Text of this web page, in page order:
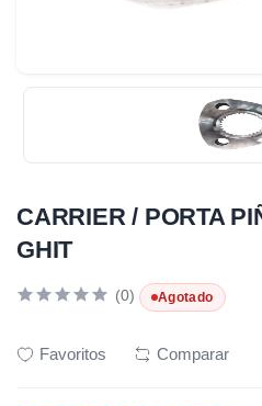
CARRIER / PORTA
GHIT
(0) Agotado
Favoritos Comparar